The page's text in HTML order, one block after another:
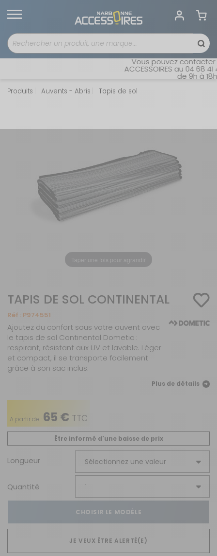
Vous pouvez contacter
ACCESSOIRES au 04 68
de 9h à
Produits Auvents - Abris Tapis de sol
Taper une fois pour agrandir
TAPIS DE SOL CONTINENTAL
Réf : P974551
Ajoutez du confort sous votre auvent avec
le tapis de sol Continental Dometic :
respirant, résistant aux UV et lavable. Léger
et compact, il se transporte facilement
grâce à son sac inclus.
Plus de détails
A partir de : 65 € TTC
Être informé d'une baisse de prix
Longueur
Quantité
CHOISIR LE MODÈLE
JE VEUX ÊTRE ALERTÉ(E)